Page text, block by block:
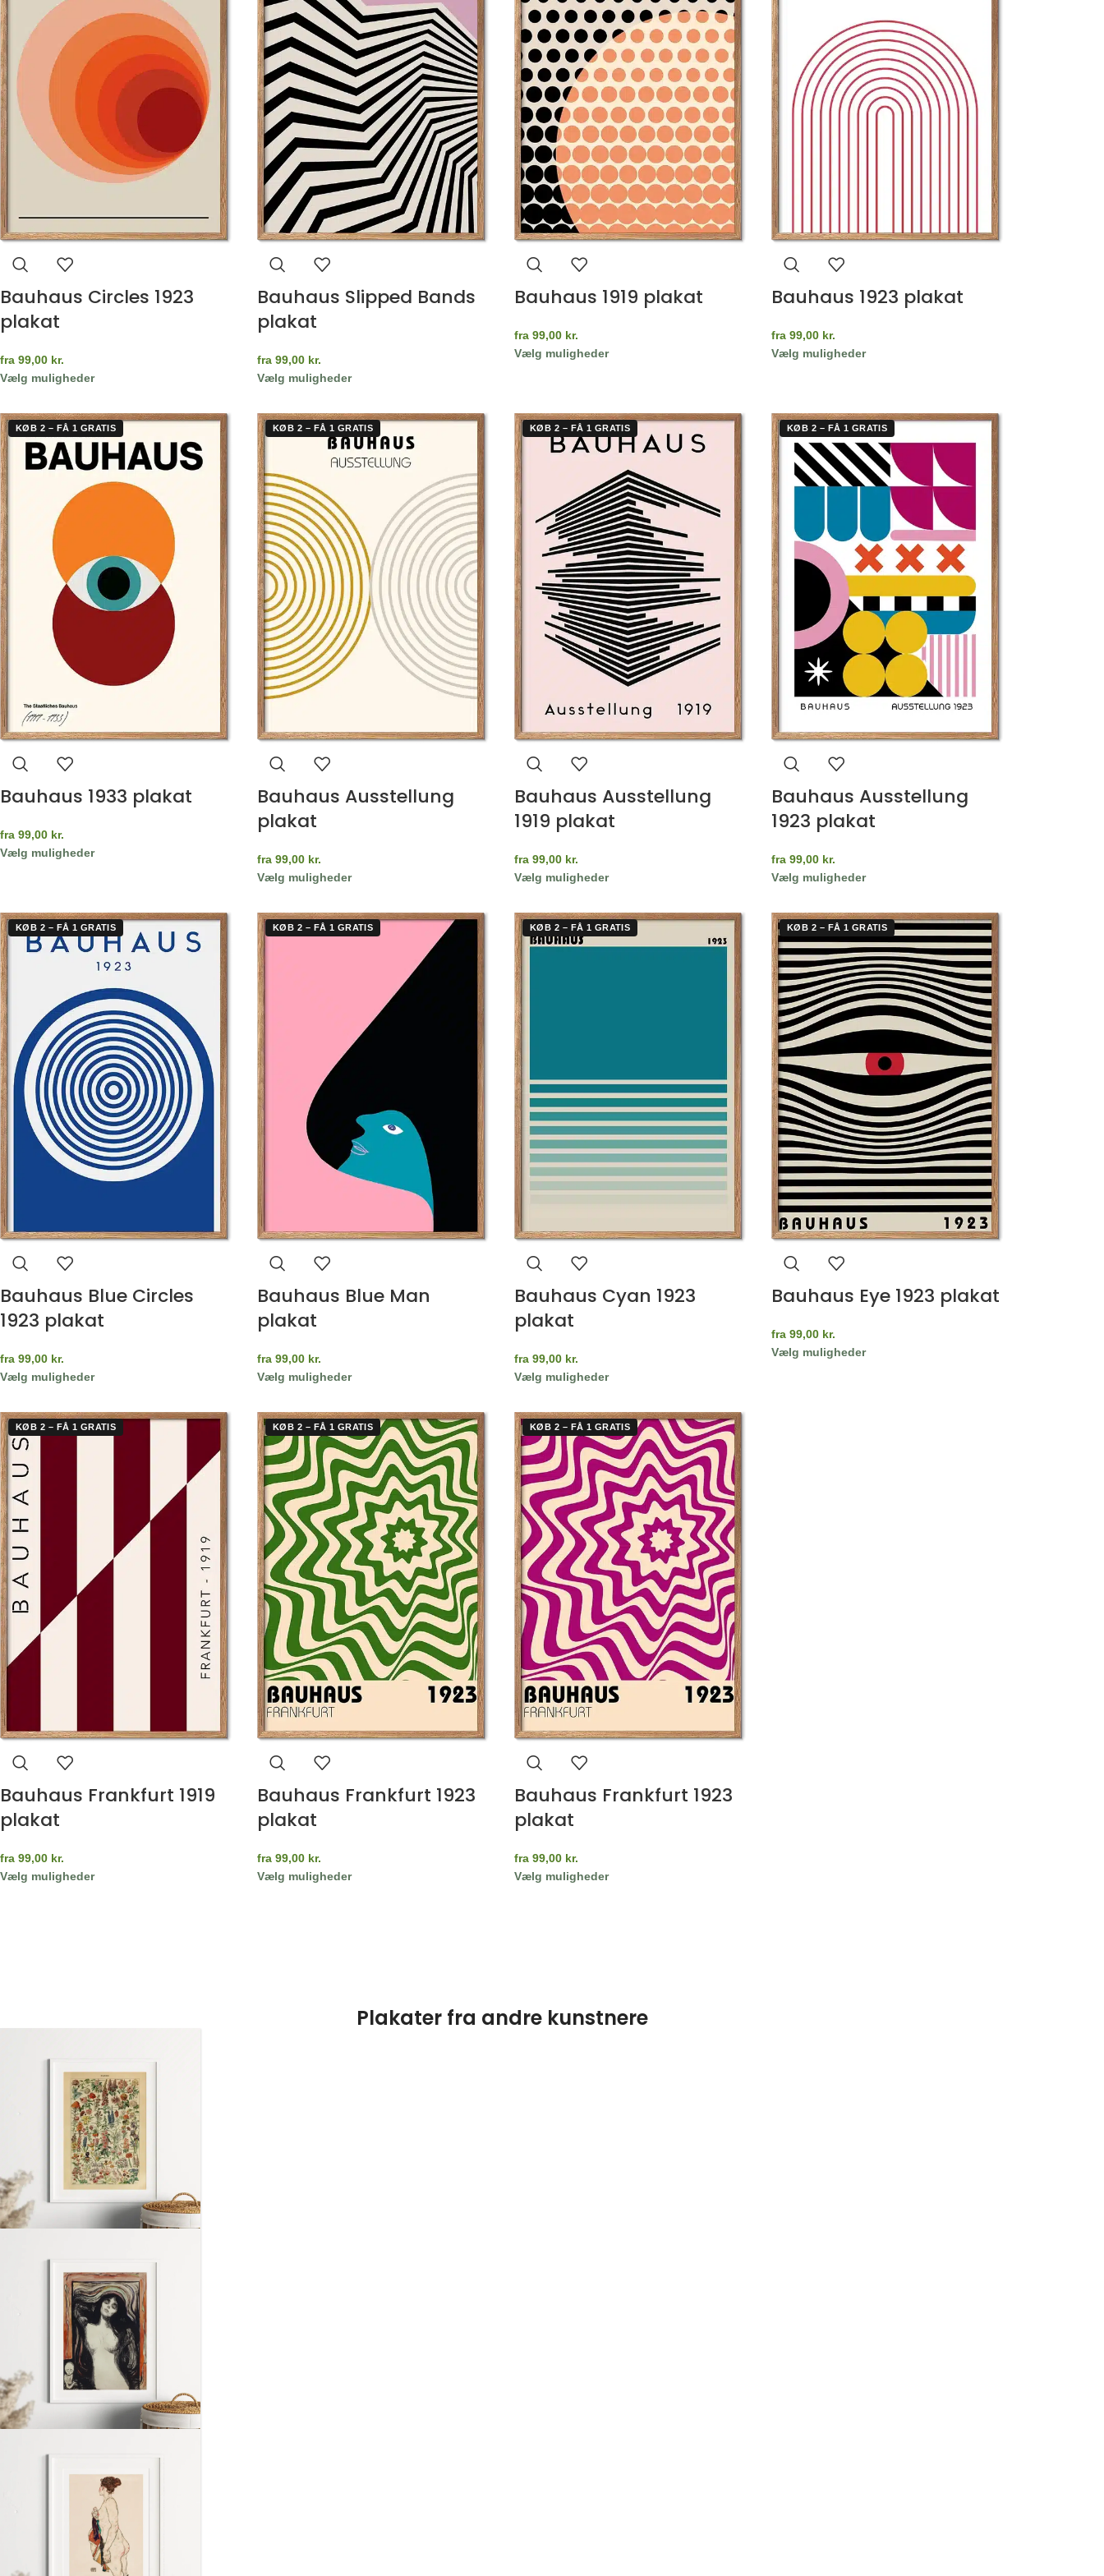
Bauhaus Circles 1923
plakat
fra 99,00 kr.
Vælg muligheder
Bauhaus Slipped Bands
plakat
fra 99,00 kr.
Vælg muligheder
Bauhaus 1919 plakat
fra 99,00 kr.
Vælg muligheder
Bauhaus 1923 plakat
fra 99,00 kr.
Vælg muligheder
KØB 2 – FÅ 1 GRATIS
Bauhaus 1933 plakat
fra 99,00 kr.
Vælg muligheder
KØB 2 – FÅ 1 GRATIS
Bauhaus Ausstellung
plakat
fra 99,00 kr.
Vælg muligheder
KØB 2 – FÅ 1 GRATIS
Bauhaus Ausstellung
1919 plakat
fra 99,00 kr.
Vælg muligheder
KØB 2 – FÅ 1 GRATIS
Bauhaus Ausstellung
1923 plakat
fra 99,00 kr.
Vælg muligheder
KØB 2 – FÅ 1 GRATIS
Bauhaus Blue Circles
1923 plakat
fra 99,00 kr.
Vælg muligheder
KØB 2 – FÅ 1 GRATIS
Bauhaus Blue Man
plakat
fra 99,00 kr.
Vælg muligheder
KØB 2 – FÅ 1 GRATIS
Bauhaus Cyan 1923
plakat
fra 99,00 kr.
Vælg muligheder
KØB 2 – FÅ 1 GRATIS
Bauhaus Eye 1923 plakat
fra 99,00 kr.
Vælg muligheder
KØB 2 – FÅ 1 GRATIS
Bauhaus Frankfurt 1919
plakat
fra 99,00 kr.
Vælg muligheder
KØB 2 – FÅ 1 GRATIS
Bauhaus Frankfurt 1923
plakat
fra 99,00 kr.
Vælg muligheder
KØB 2 – FÅ 1 GRATIS
Bauhaus Frankfurt 1923
plakat
fra 99,00 kr.
Vælg muligheder
Plakater fra andre kunstnere